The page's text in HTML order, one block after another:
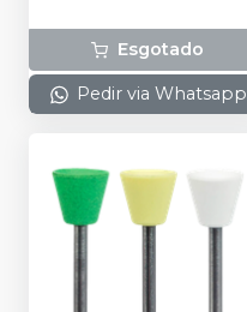
Esgotado
Pedir via Whatsapp